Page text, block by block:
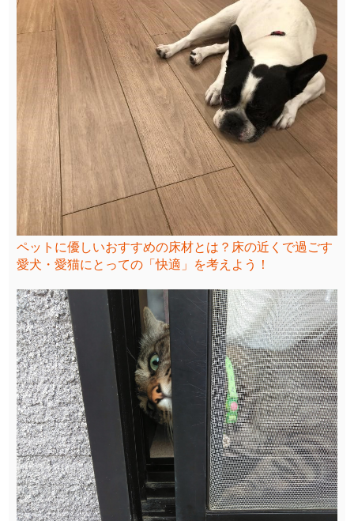
ペットに優しいおすすめの床材とは？床の近くで過ごす
愛犬・愛猫にとっての「快適」を考えよう！